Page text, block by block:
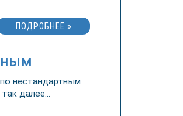
ПОДРОБНЕЕ »
нестандартным
далее...